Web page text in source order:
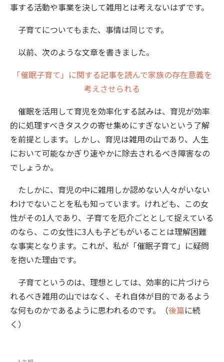
事する活動や事業を決して雑用とは考えないはずです。
子育てについてもまた、事情は同じです。
以前、次のような文章を書きました。
「催眠子育て」に関する記事を読んで家族の存在意義を
考えさせられる
催眠を活用して育児を効率化する試みは、育児が効率
的に処理すべきタスクの寄せ集めにすぎないという了解
を前提とします。しかし、育児は雑用の山であり、人生
において可能なかぎり速やかに除去されるべき障害なの
でしょうか。
たしかに、育児の中に雑用しか認めない人々がいない
わけでないことを私も知っています。けれども、この女
性がその1人であり、子育てを厄介ごととして捉えている
のなら、この女性に3人も子どもがいることは理解困難
な事実となります。これが、私が「催眠子育て」に疑問
を抱いた理由です。
子育てというのは、理想としては、効率的に片づけら
れるべき雑用の山ではなく、それ自体が目的であるよう
な何ものかであるように思われるのです。（後篇に続
く）